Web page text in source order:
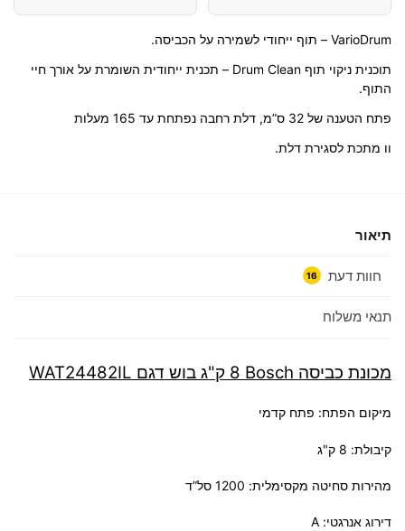
VarioDrum – תוף ייחודי לשמירה על הכביסה.
תוכנית ניקוי תוף Drum Clean – תכנית ייחודית השומרת על אורך חיי
התוף.
פתח הטענה של 32 ס”מ, דלת רחבה נפתחת עד 165 מעלות
וו מתכת לסגירת דלת.
תיאור
חוות דעת 16
תנאי משלוח
מכונת כביסה Bosch ‏8 ‏ק"ג בוש דגם WAT24482IL
מיקום הפתח: פתח קדמי
קיבולת: ‏8 ‏ק"ג
מהירות סחיטה מקסימלית: 1200 סל”ד
דירוג אנרגטי: A